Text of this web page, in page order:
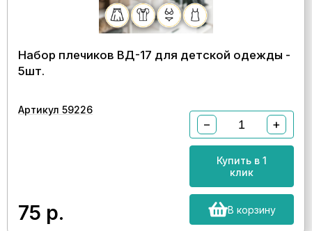
Набор плечиков ВД-17 для детской одежды -
5шт.
Артикул 59226
75 р.
− +
Купить в 1
клик
В корзину